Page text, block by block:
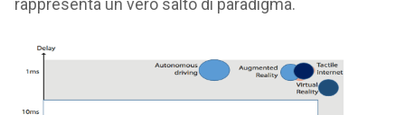
rappresenta un vero salto di paradigma.